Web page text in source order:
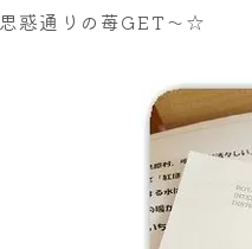
思惑通りの苺GET～☆